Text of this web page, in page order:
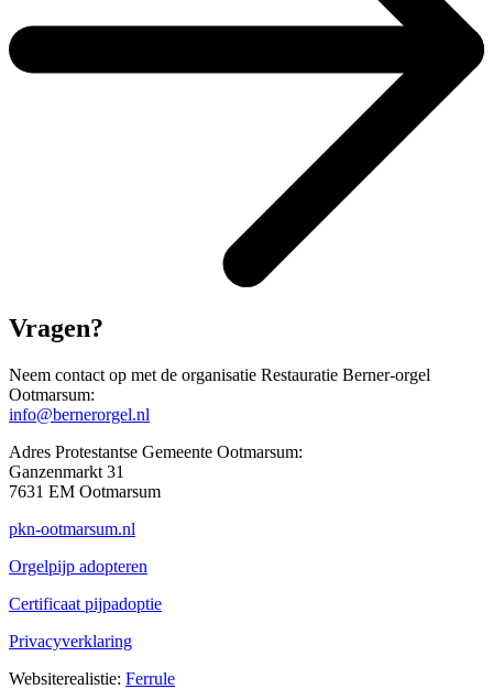
Vragen?
Neem contact op met de organisatie Restauratie Berner-orgel
Ootmarsum:
info@bernerorgel.nl
Adres Protestantse Gemeente Ootmarsum:
Ganzenmarkt 31
7631 EM Ootmarsum
pkn-ootmarsum.nl
Orgelpijp adopteren
Certificaat pijpadoptie
Privacyverklaring
Websiterealistie: Ferrule